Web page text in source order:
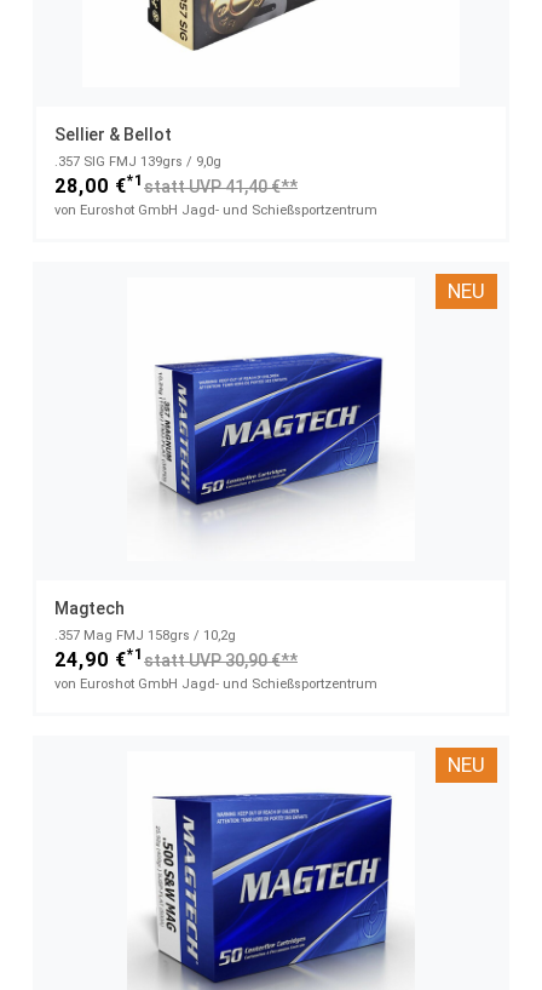
Sellier & Bellot
.357 SIG FMJ 139grs / 9,0g
28,00 €*1 statt UVP 41,40 €**
von Euroshot GmbH Jagd- und Schießsportzentrum
NEU
Magtech
.357 Mag FMJ 158grs / 10,2g
24,90 €*1 statt UVP 30,90 €**
von Euroshot GmbH Jagd- und Schießsportzentrum
NEU